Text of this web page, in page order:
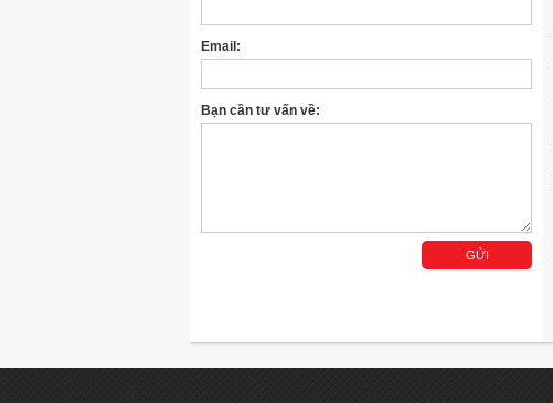
Email:
Bạn cần tư vấn về: